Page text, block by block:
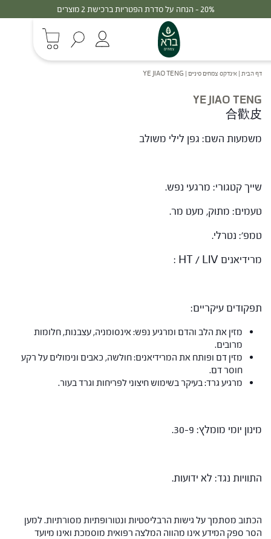
20% - הנחה על סדרת הפטריות ברכישת 2 מוצרים
דף הבית | אינדקס צמחים סיניים |
YE JIAO TENG
YE JIAO TENG
合歡皮
משמעות השם: גפן לילי משולב
שייך קטגורי: מרגעי נפש.
טעמים: מתוק, מעט מר.
טמפ': נטרלי.
מרידיאנים HT / LIV :
תפקודים עיקריים:
מזין את הלב והדם ומרגיע נפש: אינסומניה, עצבנות, חלומות
מרובים.
מזין דם ופותח את המרידיאנים: חולשה, כאבים ונימולים על רקע
חוסר דם.
מרגיע גרד: בעיקר בשימוש חיצוני לפריחות וגרד בעור.
מינון יומי מומלץ: 30-9.
התוויות נגד: לא ידועות.
הכתוב מסתמך על גישות הרבליסטיות ונטורופתיות מסורתיות. למען
הסר ספק המידע אינו מהווה המלצה רפואית מוסמכת ואינו מיועד